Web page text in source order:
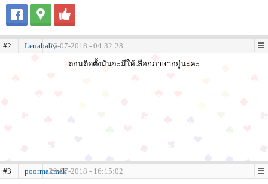
#2 Lenababy26-07-2018 - 04:32:28
ตอนติดตั้งมันจะมีให้เลือกภาษาอยู่นะคะ
#3 poormakmak29-07-2018 - 16:15:02